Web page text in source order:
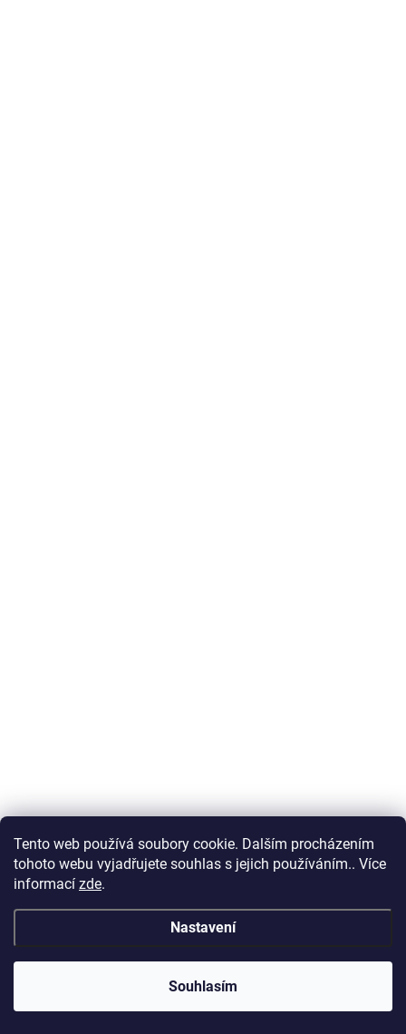
Tento web používá soubory cookie. Dalším procházením
tohoto webu vyjadřujete souhlas s jejich používáním.. Více
informací zde.
Nastavení
Souhlasím